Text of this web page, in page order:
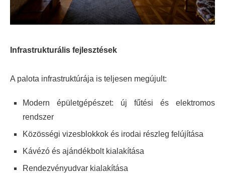
Infrastrukturális fejlesztések
A palota infrastruktúrája is teljesen megújult:
Modern épületgépészet: új fűtési és elektromos
rendszer
Közösségi vizesblokkok és irodai részleg felújítása
Kávézó és ajándékbolt kialakítása
Rendezvényudvar kialakítása